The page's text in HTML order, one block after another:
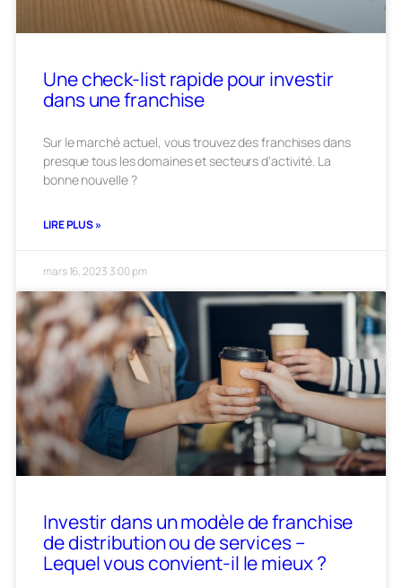
Une check-list rapide pour investir
dans une franchise
Sur le marché actuel, vous trouvez des franchises dans
presque tous les domaines et secteurs d’activité. La
bonne nouvelle ?
LIRE PLUS »
mars 16, 2023 3:00 pm
Investir dans un modèle de franchise
de distribution ou de services –
Lequel vous convient-il le mieux ?